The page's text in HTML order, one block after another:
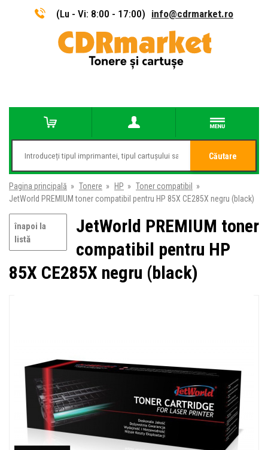
(Lu - Vi: 8:00 - 17:00) info@cdrmarket.ro
Căutare
Pagina principală » Tonere » HP » Toner compatibil
»
JetWorld PREMIUM toner compatibil pentru HP 85X CE285X negru (black)
înapoi la
listă
JetWorld PREMIUM toner
compatibil pentru HP
85X CE285X negru (black)